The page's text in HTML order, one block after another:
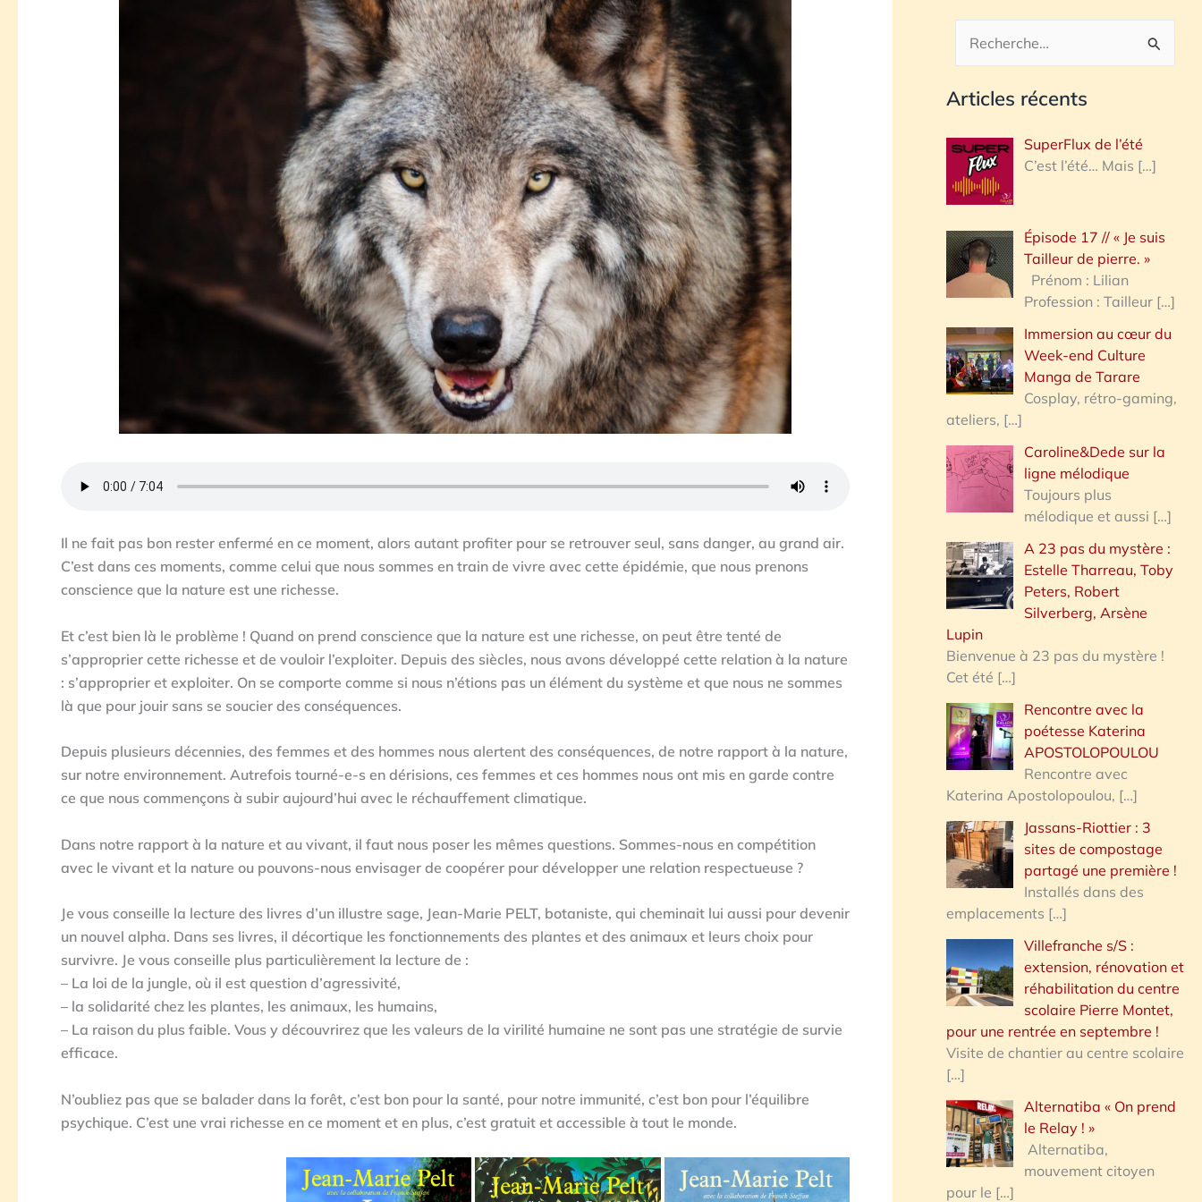
Il ne fait pas bon rester enfermé en ce moment, alors autant profiter pour se retrouver seul, sans danger, au grand air.
C’est dans ces moments, comme celui que nous sommes en train de vivre avec cette épidémie, que nous prenons
conscience que la nature est une richesse.
Et c’est bien là le problème ! Quand on prend conscience que la nature est une richesse, on peut être tenté de
s’approprier cette richesse et de vouloir l’exploiter. Depuis des siècles, nous avons développé cette relation à la nature
: s’approprier et exploiter. On se comporte comme si nous n’étions pas un élément du système et que nous ne sommes
là que pour jouir sans se soucier des conséquences.
Depuis plusieurs décennies, des femmes et des hommes nous alertent des conséquences, de notre rapport à la nature,
sur notre environnement. Autrefois tourné-e-s en dérisions, ces femmes et ces hommes nous ont mis en garde contre
ce que nous commençons à subir aujourd’hui avec le réchauffement climatique.
Dans notre rapport à la nature et au vivant, il faut nous poser les mêmes questions. Sommes-nous en compétition
avec le vivant et la nature ou pouvons-nous envisager de coopérer pour développer une relation respectueuse ?
Je vous conseille la lecture des livres d’un illustre sage, Jean-Marie PELT, botaniste, qui cheminait lui aussi pour devenir
un nouvel alpha. Dans ses livres, il décortique les fonctionnements des plantes et des animaux et leurs choix pour
survivre. Je vous conseille plus particulièrement la lecture de :
– La loi de la jungle, où il est question d’agressivité,
– la solidarité chez les plantes, les animaux, les humains,
– La raison du plus faible. Vous y découvrirez que les valeurs de la virilité humaine ne sont pas une stratégie de survie
efficace.
N’oubliez pas que se balader dans la forêt, c’est bon pour la santé, pour notre immunité, c’est bon pour l’équilibre
psychique. C’est une vrai richesse en ce moment et en plus, c’est gratuit et accessible à tout le monde.
c
h
r
h
e
:
Articles récents
SuperFlux de l’été
C’est l’été… Mais […]
Épisode 17 // « Je suis
Tailleur de pierre. »
Prénom : Lilian
Profession : Tailleur […]
Immersion au cœur du
Week-end Culture
Manga de Tarare
Cosplay, rétro-gaming,
ateliers, […]
Caroline&Dede sur la
ligne mélodique
Toujours plus
mélodique et aussi […]
A 23 pas du mystère :
Estelle Tharreau, Toby
Peters, Robert
Silverberg, Arsène
Lupin
Bienvenue à 23 pas du mystère !
Cet été […]
Rencontre avec la
poétesse Katerina
APOSTOLOPOULOU
Rencontre avec
Katerina Apostolopoulou, […]
Jassans-Riottier : 3
sites de compostage
partagé une première !
Installés dans des
emplacements […]
Villefranche s/S :
extension, rénovation et
réhabilitation du centre
scolaire Pierre Montet,
pour une rentrée en septembre !
Visite de chantier au centre scolaire
[…]
Alternatiba « On prend
le Relay ! »
Alternatiba,
mouvement citoyen
pour le […]